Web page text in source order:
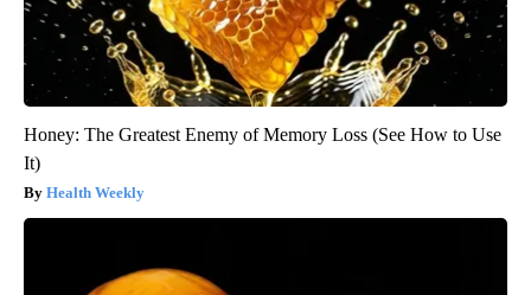
Honey: The Greatest Enemy of Memory Loss (See How to Use
It)
Health Weekly